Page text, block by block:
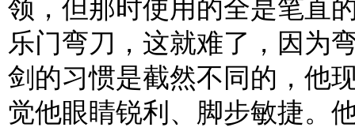
领，但那时使用的全是笔直
乐门弯刀，这就难了，因为
剑的习惯是截然不同的，他
觉他眼睛锐利、脚步敏捷。